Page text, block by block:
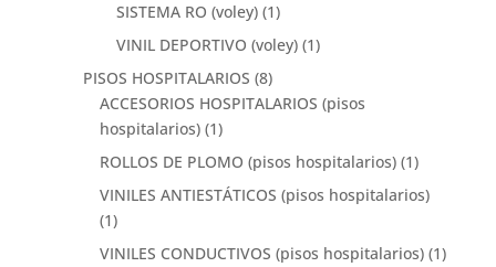
SISTEMA RO (voley) (1)
VINIL DEPORTIVO (voley) (1)
PISOS HOSPITALARIOS (8)
ACCESORIOS HOSPITALARIOS (pisos
hospitalarios) (1)
ROLLOS DE PLOMO (pisos hospitalarios) (1)
VINILES ANTIESTÁTICOS (pisos hospitalarios)
(1)
VINILES CONDUCTIVOS (pisos hospitalarios) (1)